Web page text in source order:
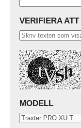
VERIFIERA
MODELL